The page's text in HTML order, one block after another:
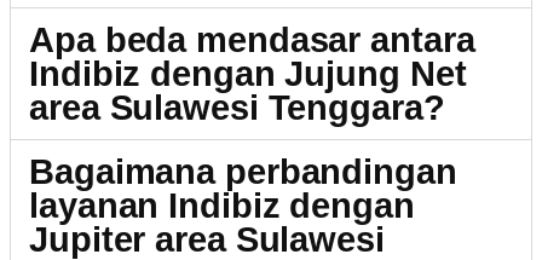
Apa beda mendasar antara
Indibiz dengan Jujung Net
area Sulawesi Tenggara?
Bagaimana perbandingan
layanan Indibiz dengan
Jupiter area Sulawesi